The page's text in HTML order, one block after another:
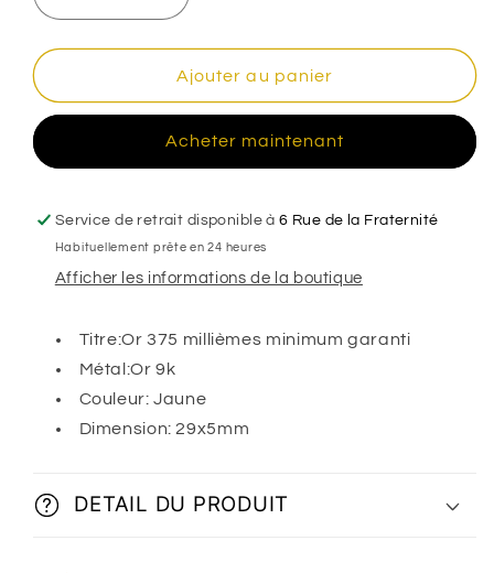
la
quantité
Épingle
sculptée
Or
9k
la
quantité
de
Épingle
bébé
sculptée
Or
9k
Ajouter au panier
Acheter maintenant
Service de retrait disponible à6 Rue de la Fraternité
Habituellement prête en 24 heures
Afficher les informations de la boutique
Titre:Or 375 millièmes minimum garanti
Métal:Or 9k
Couleur: Jaune
Dimension: 29x5mm
DETAIL DU PRODUIT